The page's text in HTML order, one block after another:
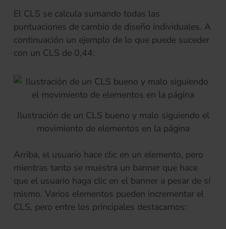
El CLS se calcula sumando todas las
puntuaciones de cambio de diseño individuales. A
continuación un ejemplo de lo que puede suceder
con un CLS de 0,44:
Ilustración de un CLS bueno y malo siguiendo el
movimiento de elementos en la página
Arriba, el usuario hace clic en un elemento, pero
mientras tanto se muestra un banner que hace
que el usuario haga clic en el banner a pesar de sí
mismo. Varios elementos pueden incrementar el
CLS, pero entre los principales destacamos: